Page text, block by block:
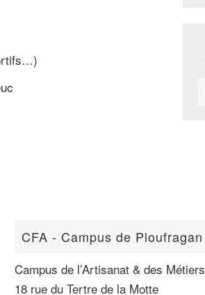
CFA - Campus de Ploufragan
Campus de l’Artisanat & des Métiers
18 rue du Tertre de la Motte